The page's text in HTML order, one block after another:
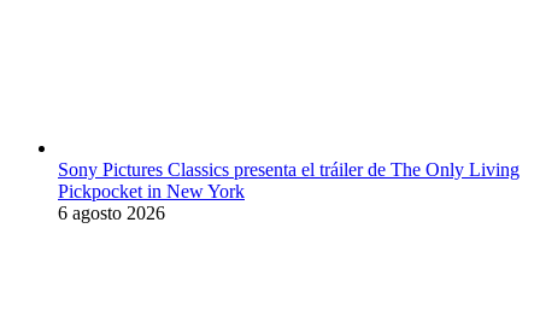
Sony Pictures Classics presenta el tráiler de The Only Living
Pickpocket in New York
6 agosto 2026